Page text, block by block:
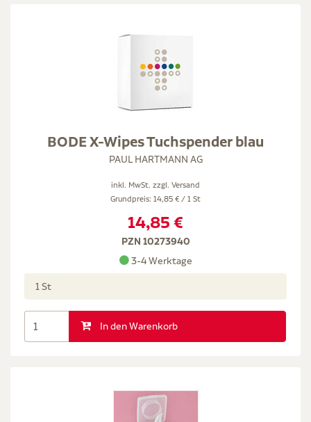
BODE X-Wipes Tuchspender blau
PAUL HARTMANN AG
inkl. MwSt. zzgl. Versand
Grundpreis: 14,85 € / 1 St
14,85 €
PZN 10273940
3-4 Werktage
1 St
In den Warenkorb